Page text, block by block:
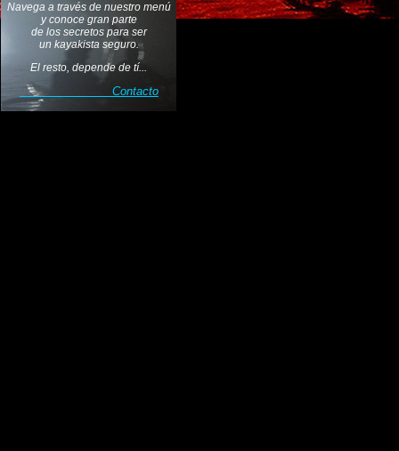
Navega a través de nuestro menú
y conoce gran parte
de los secretos para ser
un kayakista seguro.
El resto, depende de tí...
Contacto